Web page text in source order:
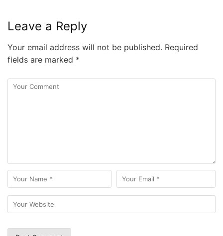
Leave a Reply
Your email address will not be published. Required
fields are marked *